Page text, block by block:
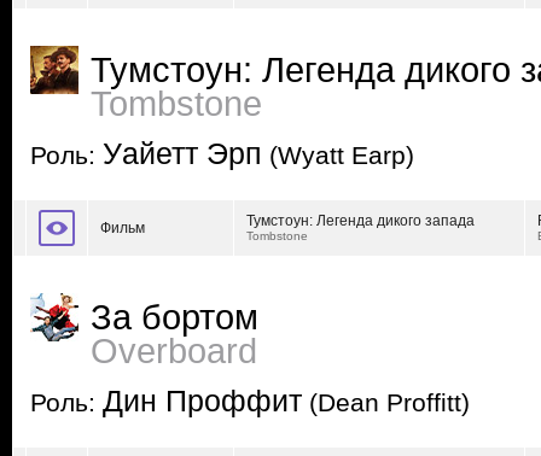
Тумстоун: Легенда дикого
Tombstone
Роль: Уайетт Эрп (Wyatt Earp)
Фильм Тумстоун: Легенда дикого запада
Tombstone
За бортом
Overboard
Роль: Дин Проффит (Dean Proffitt)